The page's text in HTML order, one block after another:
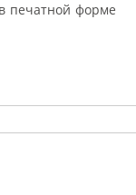
в печатной форме